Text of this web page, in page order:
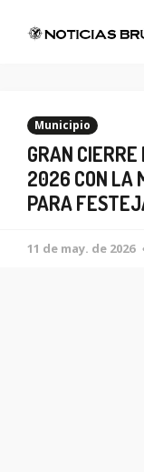
Municipio
GRAN
2026 CON LA
PARA
11 de may. de 2026